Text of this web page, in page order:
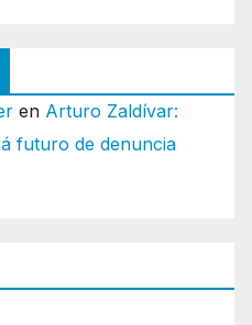
en Arturo Zaldívar:
futuro de denuncia